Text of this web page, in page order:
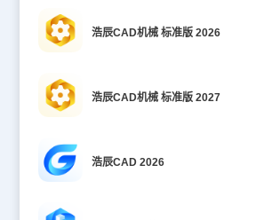
浩辰CAD机械 标准版 2026
浩辰CAD机械 标准版 2027
浩辰CAD 2026